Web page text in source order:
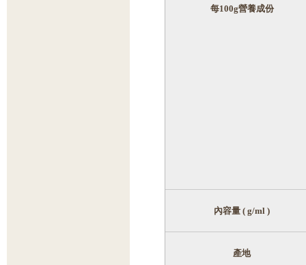
每100g營養成份
內容量 ( g/ml )
產地